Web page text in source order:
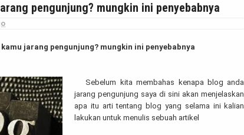
pengunjung? mungkin ini penyebabnya
kamu jarang pengunjung? mungkin ini penyebabnya
Sebelum kita membahas kenapa blog anda
jarang pengunjung saya di sini akan menjelaskan
apa itu arti tentang blog yang selama ini kalian
lakukan untuk menulis sebuah artikel